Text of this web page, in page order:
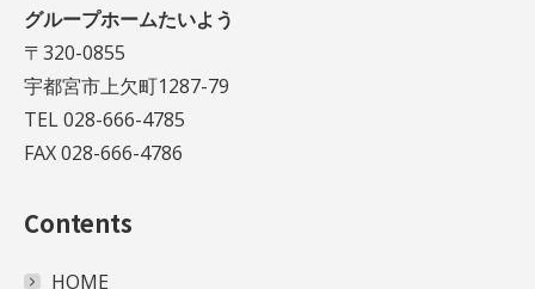
グループホームたいよう
〒320-0855
宇都宮市上欠町1287-79
TEL 028-666-4785
FAX 028-666-4786
Contents
HOME